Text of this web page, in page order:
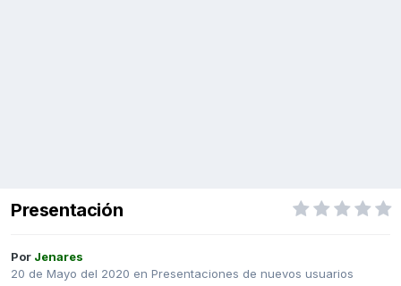
Presentación
Por Jenares
20 de Mayo del 2020 en Presentaciones de nuevos usuarios